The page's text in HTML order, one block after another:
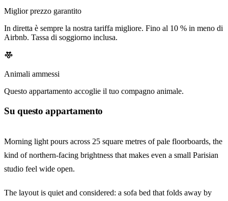
Miglior prezzo garantito
In diretta è sempre la nostra tariffa migliore. Fino al 10 % in meno di
Airbnb. Tassa di soggiorno inclusa.
Animali ammessi
Questo appartamento accoglie il tuo compagno animale.
Su questo appartamento
Morning light pours across 25 square metres of pale floorboards, the
kind of northern-facing brightness that makes even a small Parisian
studio feel wide open.
The layout is quiet and considered: a sofa bed that folds away by